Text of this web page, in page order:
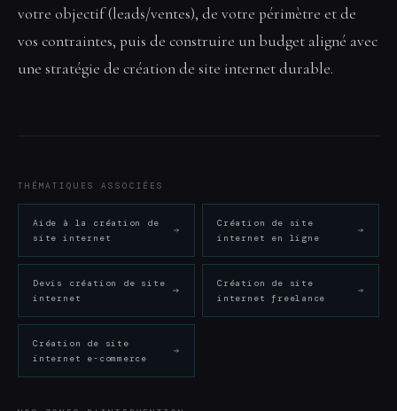
votre objectif (leads/ventes), de votre périmètre et de
vos contraintes, puis de construire un budget aligné avec
une stratégie de création de site internet durable.
THÉMATIQUES ASSOCIÉES
Aide à la création de
site internet
Création de site
internet en ligne
Devis création de site
internet
Création de site
internet freelance
Création de site
internet e-commerce